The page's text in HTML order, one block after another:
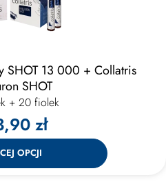
SHOT 13 000 + Collatris
SHOT
+ 20 fiolek
zł
OPCJI